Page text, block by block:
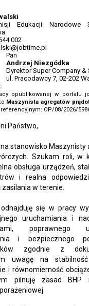
Edukacji Narodowe
002
Pan
Andrzej Niezgódka
Dyrektor Super Company &
ul. Pracodawcy 7, 02-202
opublikowanej w portalu
Maszynista agregatów
OP/08/2026/
Państwo,
stanowisko Maszynisty
Szukam roli, w
obsługa urządzeń,
i realna
zasilania w terenie.
się w pracy
uruchamiania i
poprawnego
i bezpiecznego
zgodnie z
uwagę na stabilność
i równomierność
pilnuję zasad BHP